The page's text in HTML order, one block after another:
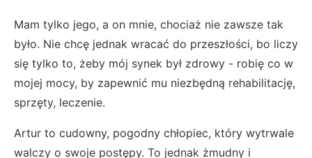
Mam tylko jego, a on mnie, chociaż nie zawsze tak
było. Nie chcę jednak wracać do przeszłości, bo liczy
się tylko to, żeby mój synek był zdrowy - robię co w
mojej mocy, by zapewnić mu niezbędną rehabilitację,
sprzęty, leczenie.
Artur to cudowny, pogodny chłopiec, który wytrwale
walczy o swoje postępy. To jednak żmudny i